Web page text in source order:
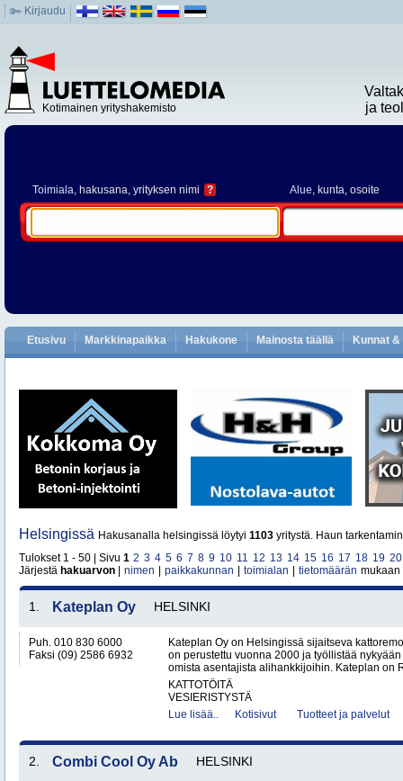
Kirjaudu
Kotimainen yrityshakemisto
ja
Toimiala, hakusana, yrityksen nimi ? Alue, kunta, osoite
Etusivu Markkinapaikka Hakukone Mainosta täällä Kunnat
Helsingissä Hakusanalla helsingissä löytyi 1103 yritystä. Haun
Tulokset 1 - 50 | Sivu 1 2 3 4 5 6 7 8 9 10 11 12 13 14 15 16 17 18 19 20
Järjestä hakuarvon nimen paikkakunnan toimialan tietomäärän mukaan
1. Kateplan Oy HELSINKI
Puh. 010 830 6000
Faksi (09) 2586 6932
Kateplan Oy on Helsingissä sijaitseva
on perustettu vuonna 2000 ja työllistää
omista asentajista alihankkijoihin. Kateplan on
KATTOTÖITÄ
VESIERISTYSTÄ
Lue lisää..
Kotisivut Tuotteet ja palvelut
2. Combi Cool Oy Ab HELSINKI